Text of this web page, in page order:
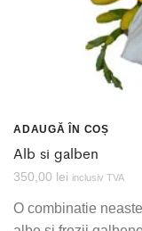
ADAUGĂ ÎN COȘ
Alb si galben
350,00 lei inclusiv TVA
O combinatie